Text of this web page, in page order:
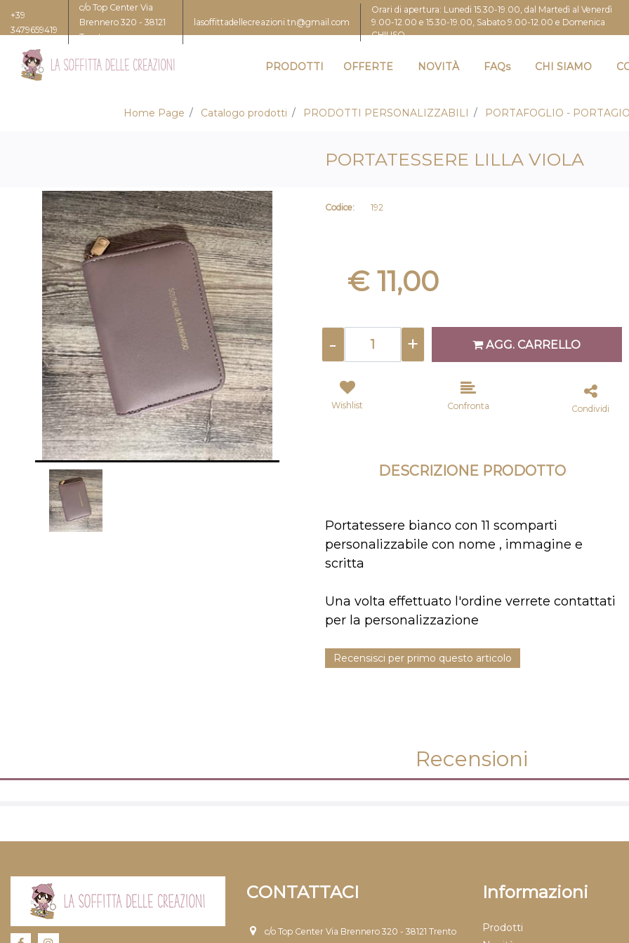
+39
3479659419
c/o Top Center Via
Brennero 320 - 38121
Trento
lasoffittadellecreazioni.tn@gmail.com
Orari di apertura: Lunedi 15.30-19.00, dal Martedì al Venerdì
9.00-12.00 e 15.30-19.00, Sabato 9.00-12.00 e Domenica
CHIUSO
PRODOTTI OFFERTE NOVITÀ FAQs CHI SIAMO
Home Page Catalogo prodotti PRODOTTI PERSONALIZZABILI PORTAFOGLIO -
PORTATESSERE LILLA VIOLA
Codice: 192
€ 11,00
AGG. CARRELLO
Wishlist Confronta Condividi
DESCRIZIONE PRODOTTO
Portatessere bianco con 11 scomparti
personalizzabile con nome , immagine e
scritta
Una volta effettuato l'ordine verrete contattati
per la personalizzazione
Recensisci per primo questo articolo
Recensioni
CONTATTACI
c/o Top Center Via Brennero 320 - 38121 Trento
Informazioni
Prodotti